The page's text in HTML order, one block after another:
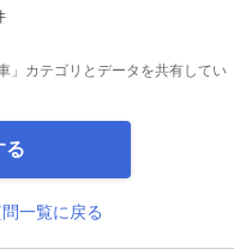
」カテゴリとデータを共有してい
る
一覧に戻る